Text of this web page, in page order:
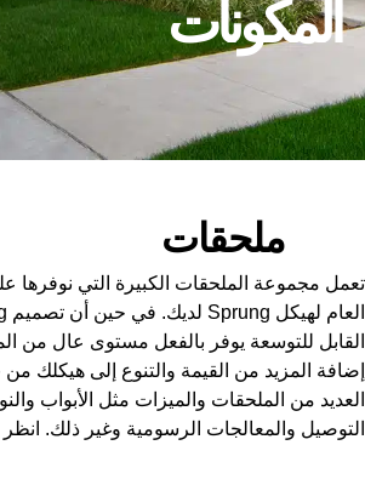
المكونات
ملحقات
تعمل مجموعة الملحقات الكبيرة التي نوفرها
القابل للتوسعة يوفر بالفعل مستوى عال من
إضافة المزيد من القيمة والتنوع إلى هيكلك
العديد من الملحقات والميزات مثل الأبواب
التوصيل والمعالجات الرسومية وغير ذلك. انظر